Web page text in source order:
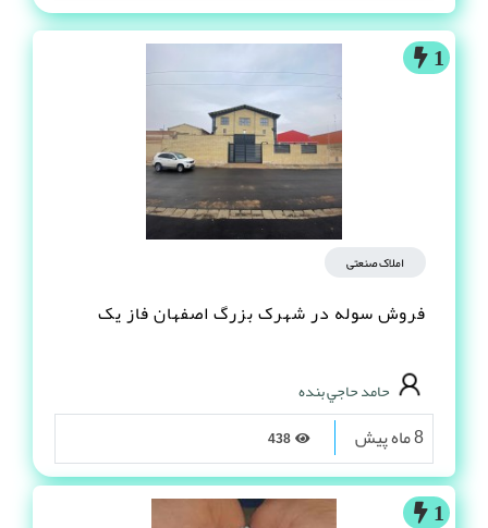
1
املاک صنعتی
فروش سوله در شهرک بزرگ اصفهان فاز یک
حامد حاجي بنده
8 ماه پیش
1